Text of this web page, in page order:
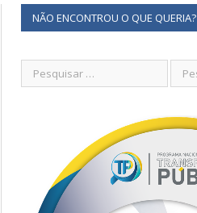
NÃO ENCONTROU O QUE QUERIA?